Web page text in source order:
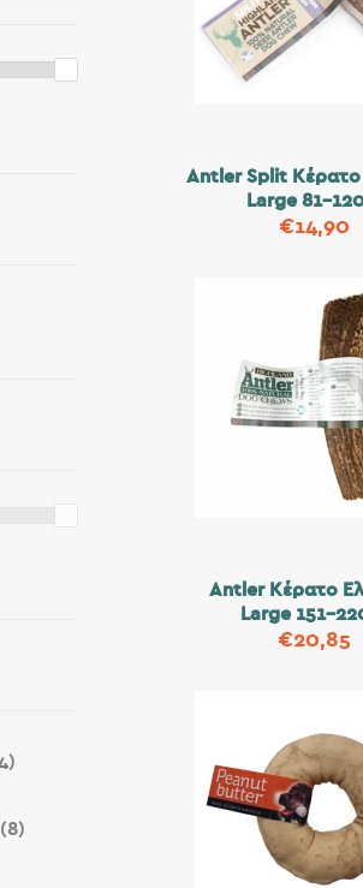
Antler Split
Large 81-
€14,90
Antler Κέρατο
Large 151-
€20,85
(8)